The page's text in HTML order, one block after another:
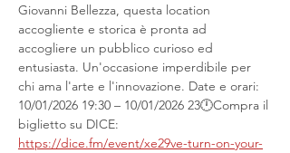
Giovanni Bellezza, questa location
accogliente e storica è pronta ad
accogliere un pubblico curioso ed
entusiasta. Un'occasione imperdibile per
chi ama l'arte e l'innovazione. Date e orari:
10/01/2026 19:30 – 10/01/2026 23🕛Compra il
biglietto su DICE:
https://dice.fm/event/xe29ve-turn-on-your-